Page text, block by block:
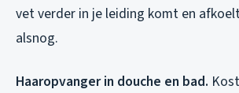
vet verder in je leiding komt en
alsnog.
Haaropvanger in douche en bad.